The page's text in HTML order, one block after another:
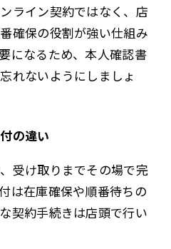
ライン契約ではなく、店
確保の役割が強い仕組み
になるため、本人確認書
れないようにしましょ
の違い
受け取りまでその場で完
は在庫確保や順番待ちの
契約手続きは店頭で行い